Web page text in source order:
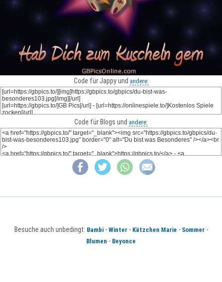
Code für Jappy und andere:
Code für Blogs und andere:
Besuche auch unbedingt: Bambi- Winter- Kätzchen Marie - Sommer-
Blumen - Beyonce